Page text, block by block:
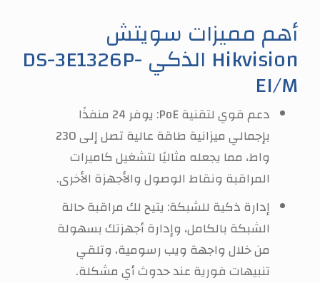
أهم مميزات سويتش
Hikvision الذكي DS-3E1326P-
EI/M
دعم قوي لتقنية PoE: يوفر 24 منفذًا
بإجمالي ميزانية طاقة عالية تصل إلى 230
واط، مما يجعله مثاليًا لتشغيل كاميرات
المراقبة ونقاط الوصول والأجهزة الأخرى.
إدارة ذكية للشبكة: يتيح لك مراقبة حالة
الشبكة بالكامل، وإدارة أجهزتك بسهولة
من خلال واجهة ويب رسومية، وتلقي
تنبيهات فورية عند حدوث أي مشكلة.